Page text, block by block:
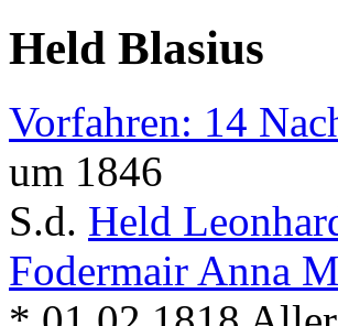
Held Blasius
Vorfahren: 14
um 1846
S.d. Held
Fodermair Anna